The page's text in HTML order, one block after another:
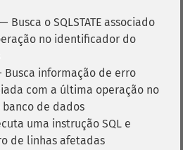
— Busca o SQLSTATE associado
no identificador do
Busca informação de erro
com a última operação no
de dados
uma instrução SQL e
de linhas afetadas